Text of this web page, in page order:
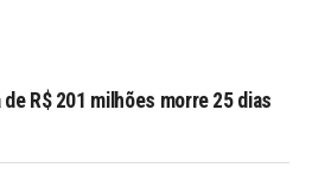
de R$ 201 milhões morre 25 dias